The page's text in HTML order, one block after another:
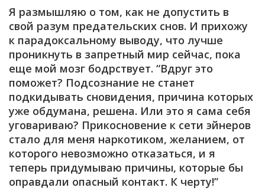
Я размышляю о том, как не допустить в
свой разум предательских снов. И прихожу
к парадоксальному выводу, что лучше
проникнуть в запретный мир сейчас, пока
еще мой мозг бодрствует. “Вдруг это
поможет? Подсознание не станет
подкидывать сновидения, причина которых
уже обдумана, решена. Или это я сама себя
уговариваю? Прикосновение к сети эйнеров
стало для меня наркотиком, желанием, от
которого невозможно отказаться, и я
теперь придумываю причины, которые бы
оправдали опасный контакт. К черту!”